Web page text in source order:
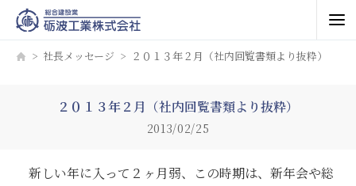
社長メッセージ ２０１３年２月（社内回覧書類より抜粋）
２０１３年２月（社内回覧書類より抜粋）
2013/02/25
新しい年に入って２ヶ月弱、この時期は、新年会や総